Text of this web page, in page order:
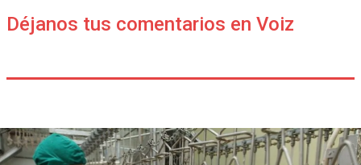
Déjanos tus comentarios en Voiz